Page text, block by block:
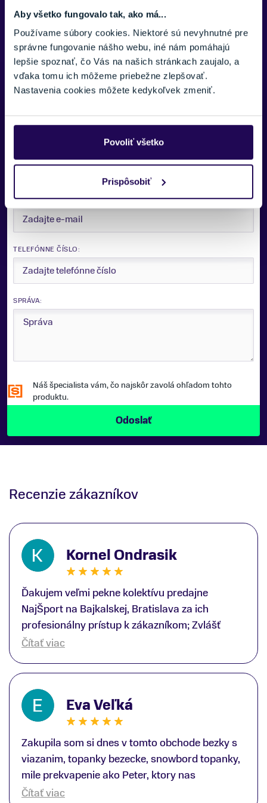
Aby všetko fungovalo tak, ako má...
Používame súbory cookies. Niektoré sú nevyhnutné pre
správne fungovanie nášho webu, iné nám pomáhajú
lepšie spoznať, čo Vás na našich stránkach zaujalo, a
vďaka tomu ich môžeme priebežne zlepšovať.
Nastavenia cookies môžete kedykoľvek zmeniť.
Povoliť všetko
Prispôsobiť
FARBA
Červená
ZNAČKA
Trek
pre vás.
E-MAIL:
TELEFÓNNE ČÍSLO:
SPRÁVA:
Náš špecialista vám, čo najskôr zavolá ohľadom tohto
produktu.
Recenzie zákazníkov
Kornel Ondrasik
Ďakujem veľmi pekne kolektívu predajne
NajŠport na Bajkalskej, Bratislava za ich
profesionálny prístup k zákazníkom; Zvlášť
ďakujem špecialistovi Martinovi Gunišovi za
lyžiarskej obuvi, ako aj prilby.. všetko značka
Atomic; Pán Martin Guniš mi svojou
odbornosťou otvoril nové obzory a dozvedel
som sa, vďaka jeho profesionálnemu prístupu k
zákazníkovi, up-to-date informácie o nových
trendoch v lyžiarských technológiách; Z
predajne NajŠport som odchádzal s nakúpom
nového lyžiarského vybavenia nielen ako veľmi
Čítať viac
Eva Veľká
Zakupila som si dnes v tomto obchode bezky s
viazanim, topanky bezecke, snowbord topanky,
mile prekvapenie ako Peter, ktory nas
obsluhoval mal prehlad, poradil nam super. Za
Čítať viac